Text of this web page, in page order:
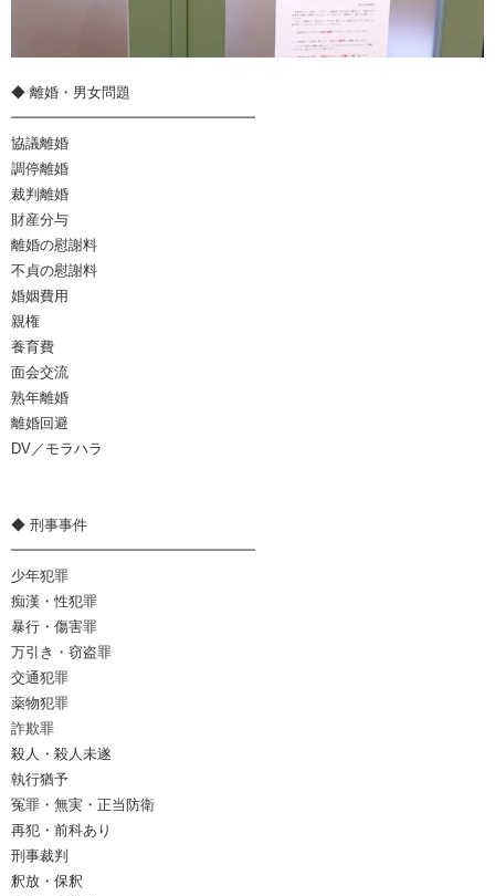
◆ 離婚・男女問題
━━━━━━━━━━━━━━━━━
協議離婚
調停離婚
裁判離婚
財産分与
離婚の慰謝料
不貞の慰謝料
婚姻費用
親権
養育費
面会交流
熟年離婚
離婚回避
DV／モラハラ
◆ 刑事事件
━━━━━━━━━━━━━━━━━
少年犯罪
痴漢・性犯罪
暴行・傷害罪
万引き・窃盗罪
交通犯罪
薬物犯罪
詐欺罪
殺人・殺人未遂
執行猶予
冤罪・無実・正当防衛
再犯・前科あり
刑事裁判
釈放・保釈